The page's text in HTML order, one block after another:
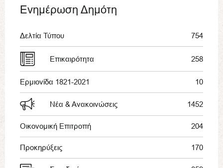
Ενημέρωση Δημότη
Δελτία Τύπου 754
Επικαιρότητα 258
Ερμιονίδα 1821-2021 10
Νέα & Ανακοινώσεις 1452
Οικονομική Επιτροπή 204
Προκηρύξεις 170